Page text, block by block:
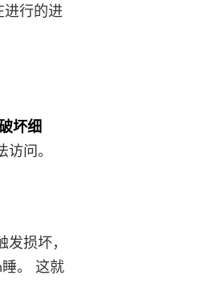
行的进
坏细
问。
损坏，
。 这就